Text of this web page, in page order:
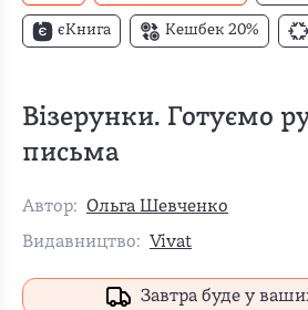
єКнига Кешбек 20%
Візерунки. Готуємо
письма
Автор: Ольга Шевченко
Видавництво:
Vivat
Завтра буде у